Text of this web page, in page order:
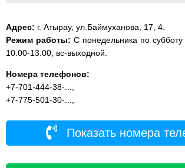
Адрес: г. Атырау, ул.Баймуханова, 17, 4.
Режим работы: С понедельника по
10.00-13.00, вс-выходной.
Номера телефонов:
+7-701-444-38-...,
+7-775-501-30-...,
Показать номера